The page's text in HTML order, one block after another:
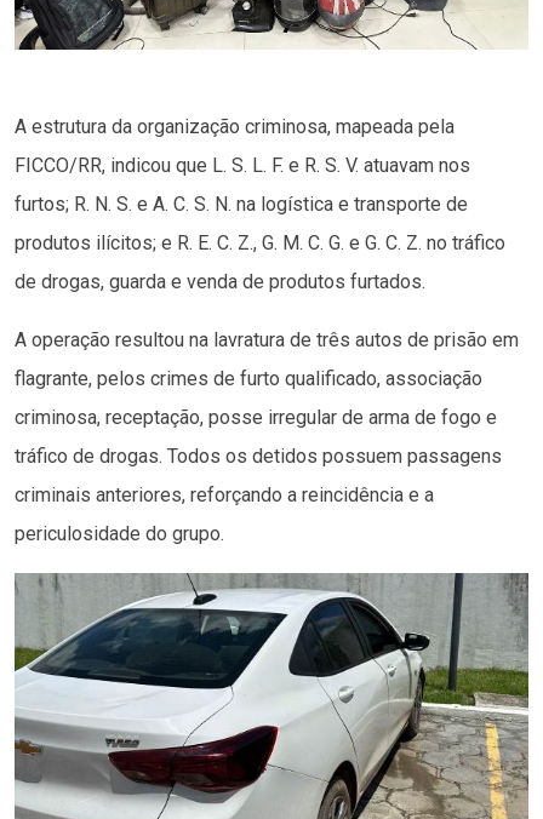
A estrutura da organização criminosa, mapeada pela
FICCO/RR, indicou que L. S. L. F. e R. S. V. atuavam nos
furtos; R. N. S. e A. C. S. N. na logística e transporte de
produtos ilícitos; e R. E. C. Z., G. M. C. G. e G. C. Z. no tráfico
de drogas, guarda e venda de produtos furtados.
A operação resultou na lavratura de três autos de prisão em
flagrante, pelos crimes de furto qualificado, associação
criminosa, receptação, posse irregular de arma de fogo e
tráfico de drogas. Todos os detidos possuem passagens
criminais anteriores, reforçando a reincidência e a
periculosidade do grupo.